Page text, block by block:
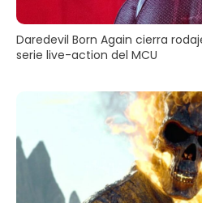
Daredevil Born Again cierra
serie live-action del MCU